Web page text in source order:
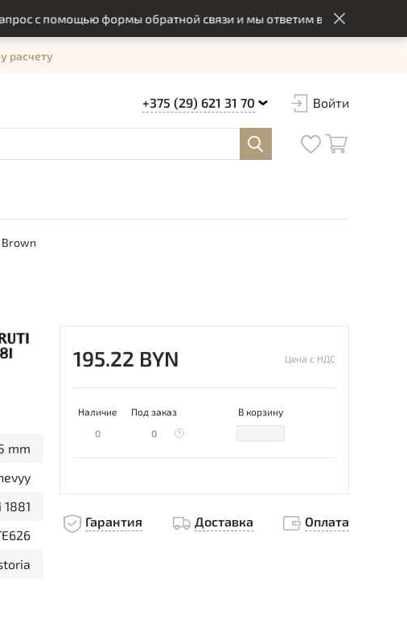
помощью формы обратной связи и мы ответим вам в оптимальный
расчету
+375 (29) 621 31 70 Войти
Brown
mm
195.22 BYN Цена с НДС
Наличие Под заказ
В корзину
0
0
Гарантия Доставка Оплата